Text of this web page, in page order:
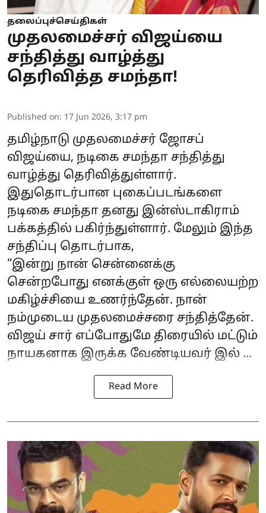
தலைப்புச்செய்திகள்
முதலமைச்சர் விஜய்யை
சந்தித்து வாழ்த்து
தெரிவித்த சமந்தா!
Published on: 17 Jun 2026, 3:17 pm
தமிழ்நாடு முதலமைச்சர் ஜோசப்
விஜய்யை, நடிகை சமந்தா சந்தித்து
வாழ்த்து தெரிவித்துள்ளார்.
இதுதொடர்பான புகைப்படங்களை
நடிகை சமந்தா தனது இன்ஸ்டாகிராம்
பக்கத்தில் பகிர்ந்துள்ளார். மேலும் இந்த
சந்திப்பு தொடர்பாக,
“இன்று நான் சென்னைக்கு
சென்றபோது எனக்குள் ஒரு எல்லையற்ற
மகிழ்ச்சியை உணர்ந்தேன். நான்
நம்முடைய முதலமைச்சரை சந்தித்தேன்.
விஜய் சார் எப்போதுமே திரையில் மட்டும்
நாயகனாக இருக்க வேண்டியவர் இல் ...
Read More